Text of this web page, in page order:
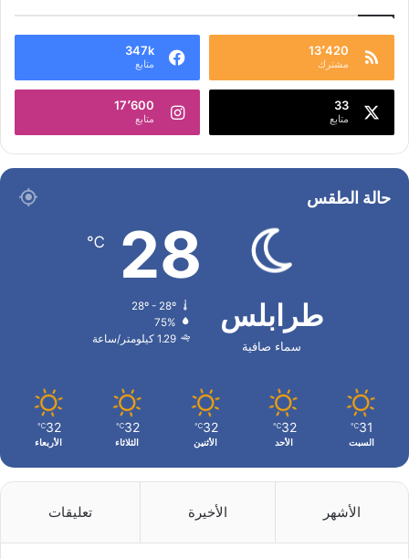
13٬420
مشترك
347k
متابع
33
متابع
17٬600
متابع
حالة الطقس
طرابلس
سماء صافية
28
℃
28º - 28º
75%
1.29 كيلومتر/ساعة
31
℃
السبت
32
℃
الأحد
32
℃
الأثنين
32
℃
الثلاثاء
32
℃
الأربعاء
الأشهر الأخيرة تعليقات